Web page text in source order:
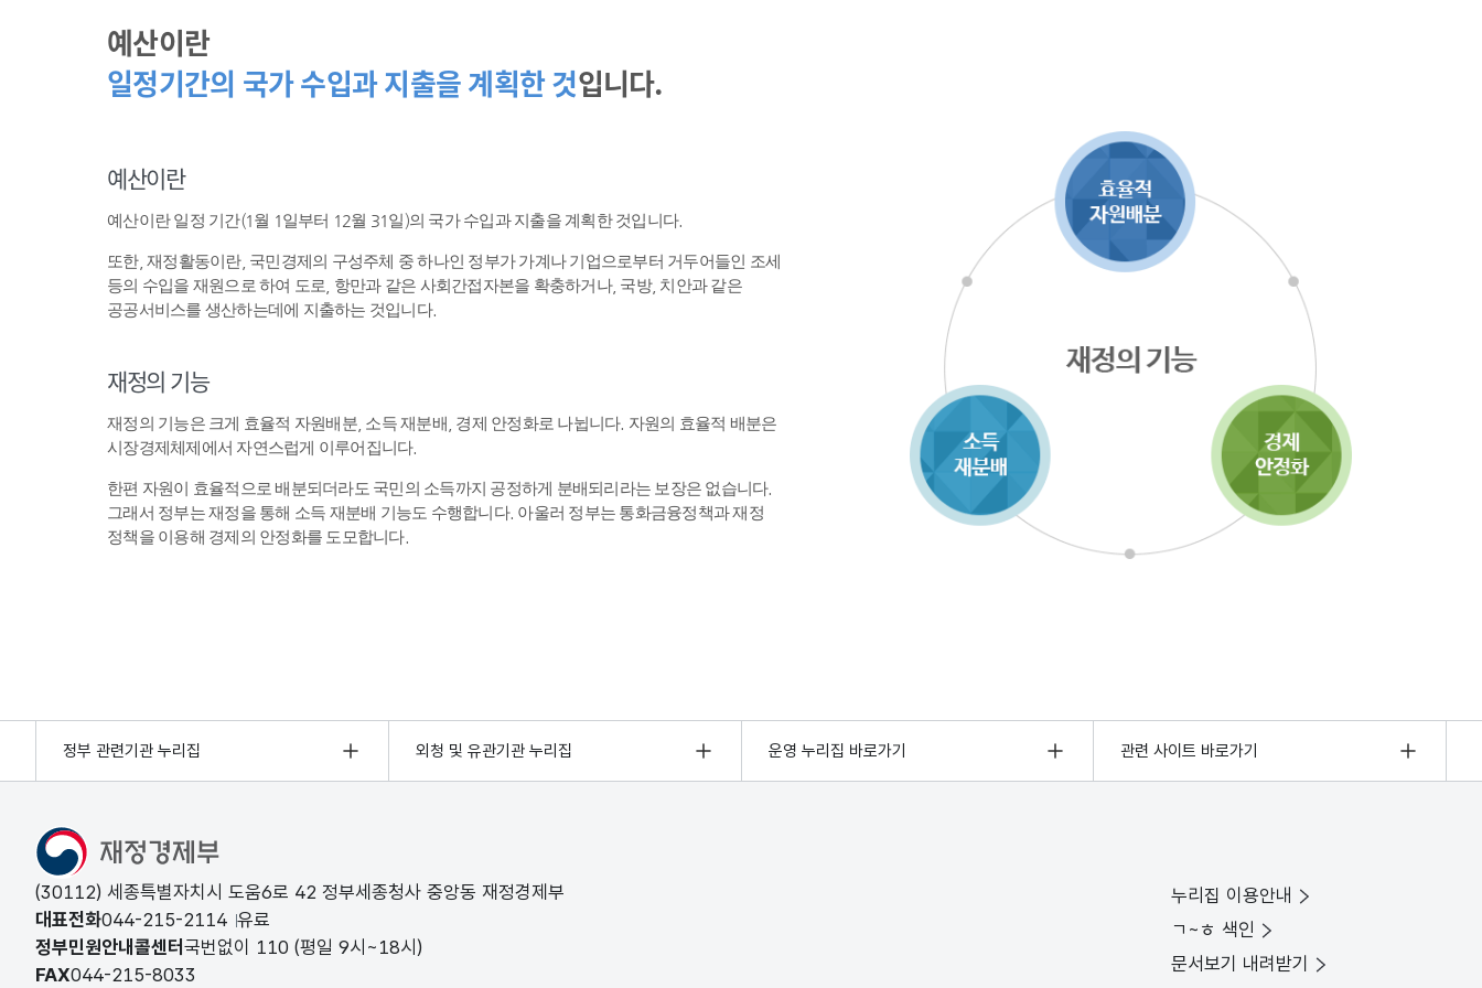
예산이란
일정기간의 국가 수입과 지출을 계획한 것입니다.
예산이란
예산이란 일정 기간(1월 1일부터 12월 31일)의 국가 수입과 지출을 계획한 것입니다.
또한, 재정활동이란, 국민경제의 구성주체 중 하나인 정부가 가계나 기업으로부터 거두어들인 조세
등의 수입을 재원으로 하여 도로, 항만과 같은 사회간접자본을 확충하거나, 국방, 치안과 같은
공공서비스를 생산하는데에 지출하는 것입니다.
재정의 기능
재정의 기능은 크게 효율적 자원배분, 소득 재분배, 경제 안정화로 나뉩니다. 자원의 효율적 배분은
시장경제체제에서 자연스럽게 이루어집니다.
한편 자원이 효율적으로 배분되더라도 국민의 소득까지 공정하게 분배되리라는 보장은 없습니다.
그래서 정부는 재정을 통해 소득 재분배 기능도 수행합니다. 아울러 정부는 통화금융정책과 재정
정책을 이용해 경제의 안정화를 도모합니다.
정부 관련기관 누리집 외청 및 유관기관 누리집 운영 누리집 바로가기 관련 사이트 바로가기
(30112) 세종특별자치시 도움6로 42 정부세종청사 중앙동 재정경제부
대표전화044-215-2114 유료
정부민원안내콜센터 국번없이 110 (평일 9시~18시)
FAX044-215-8033
누리집 이용안내
ㄱ~ㅎ 색인
문서보기 내려받기